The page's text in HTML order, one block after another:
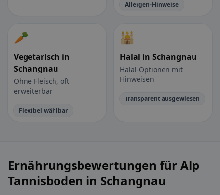
Allergen-Hinweise
🥕
Vegetarisch in
Schangnau
Ohne Fleisch, oft
erweiterbar
Flexibel wählbar
🕌
Halal in Schangnau
Halal-Optionen mit
Hinweisen
Transparent ausgewiesen
Ernährungsbewertungen für Alp
Tannisboden in Schangnau